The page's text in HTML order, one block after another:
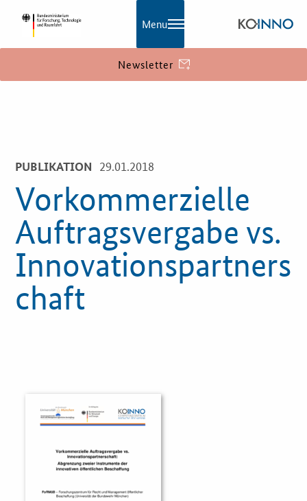
Praxisbeispiele
Publikationen
KOINNOmagazin
Netzwerk
Öffentliche Auftraggeber
Menu
Newsletter
PUBLIKATION 29.01.2018
Vorkommerzielle
Auftragsvergabe vs.
Innovationspartners
chaft